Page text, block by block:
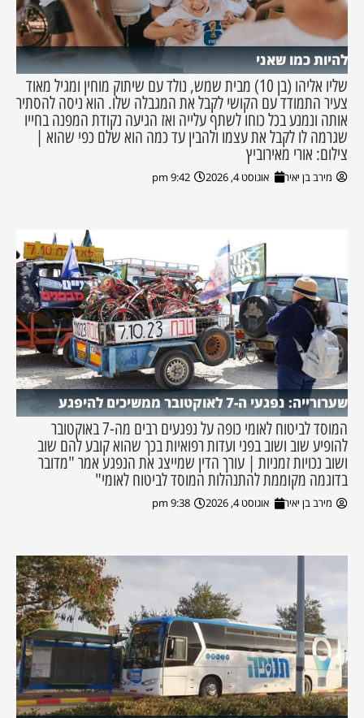
להיות כמו שאני
שליו אליהו (בן 10) מבית שמש, נולד עם שיתוק מוחין ומגיל מאוד
צעיר התמודד עם הקושי לקבל את המגבלה שלו. הוא ניסה להסתיר
אותה ונמנע בכל כוחו לשתף עלייה ואז הגיעה נקודת המפנה בחייו
שגרמה לו לקבל את עצמו ולהבין עד כמה הוא שלם כפי שהוא |
צילום: אורי מאירוביץ
מירב בן יאיר אוגוסט 4, 2026 9:42 pm
שערורייה: נפגעי ה-7 לאוקטובר ממשיכים להיפגע
המוסד לביטוח לאומי כופה על נפגעים רבים מה-7 באוקטובר
להופיע שוב ושוב בפני ועדות רפואיות בכך שהוא קובע להם שוב
ושוב נכויות זמניות | עורך הדין שמייצג את הנפגע אמר "מדובר
בדוגמה מקוממת להתנהלות המוסד לביטוח לאומי"
מירב בן יאיר אוגוסט 4, 2026 9:38 pm